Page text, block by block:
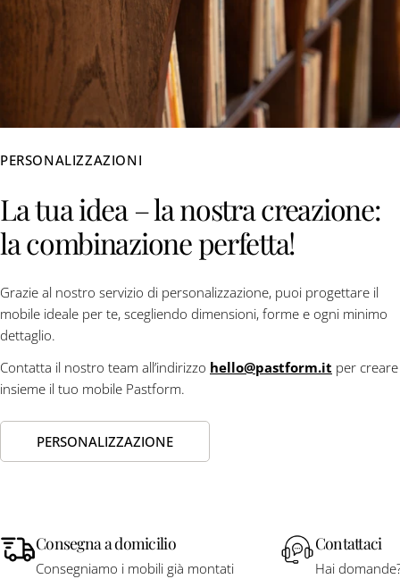
PERSONALIZZAZIONI
La tua idea – la nostra creazione:
la combinazione perfetta!
Grazie al nostro servizio di personalizzazione, puoi progettare il
mobile ideale per te, scegliendo dimensioni, forme e ogni minimo
dettaglio.
Contatta il nostro team all’indirizzo hello@pastform.it per creare
insieme il tuo mobile Pastform.
PERSONALIZZAZIONE
Consegna a domicilio
Consegniamo i mobili già montati
Contattaci
Hai